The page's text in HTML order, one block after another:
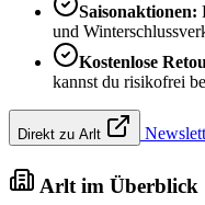
Saisonaktionen:
und
Kostenlose
kannst du risikofrei
Direkt zu Arlt
Arlt im Überblick